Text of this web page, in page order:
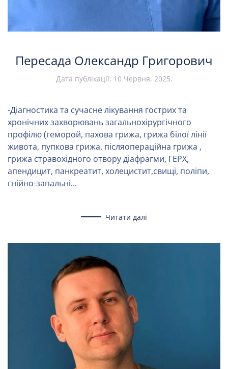
Пересада Олександр Григорович
Дата публікації: 10 Червня, 2025.
-Діагностика та сучасне лікування гострих та
хронічних захворювань загальнохірургічного
профілю (геморой, пахова грижа, грижа білої лінії
живота, пупкова грижа, післяопераційна грижа ,
грижа стравохідного отвору діафрагми, ГЕРХ,
апендицит, панкреатит, холецистит,свищі, поліпи,
гнійно-запальні...
Читати далі